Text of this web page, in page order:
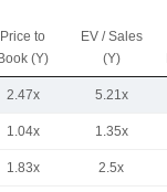
Price to
Book (Y)
EV / Sales
(Y)
2.47x 5.21x
1.04x 1.35x
1.83x 2.5x